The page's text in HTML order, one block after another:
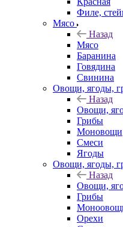
Филе,
Мясо
Назад
Мясо
Баранина
Говядина
Свинина
Овощи, ягоды,
Назад
Овощи,
Грибы
Моновощи
Смеси
Ягоды
Овощи, ягоды,
Назад
Овощи,
Грибы
Орехи